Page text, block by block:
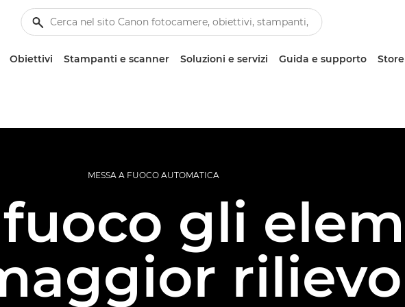
Obiettivi Stampanti e scanner Soluzioni e servizi Guida e supporto
MESSA A FUOCO AUTOMATICA
gli
rilievo